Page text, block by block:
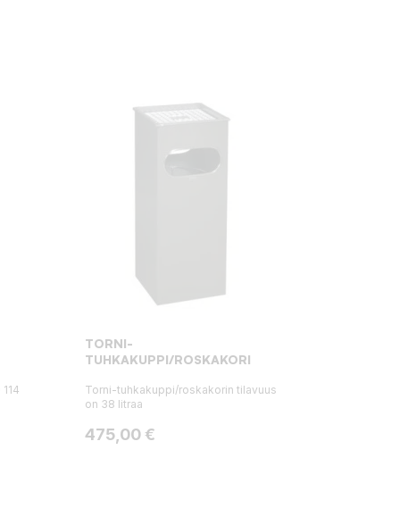
TORNI-
TUHKAKUPPI/ROSKAKORI
Torni-tuhkakuppi/roskakorin tilavuus
on 38 litraa
Hinta
475,00 €